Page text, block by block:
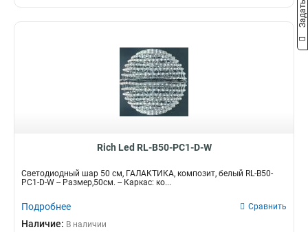
Rich Led RL-B50-PC1-D-W
Светодиодный шар 50 см, ГАЛАКТИКА, композит, белый RL-B50-
PC1-D-W -- Размер,50см. -- Каркас: ко...
Подробнее Сравнить
Наличие: В наличии